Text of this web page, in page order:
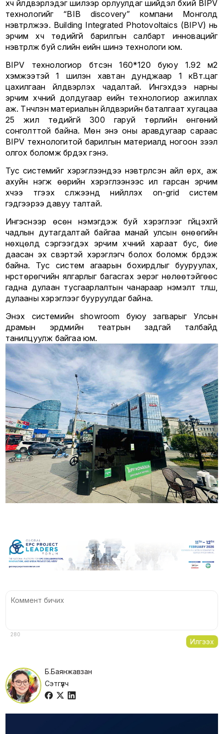
Б.Баянжавзан
Сэтгүүлч
хүч үйлдвэрлэдэг шилээр орлуулдаг шийдэл бүхий BIPV
технологийг “BIB discovery” компани Монголд
нэвтрүүлжээ. Building Integrated Photovoltaics (BIPV) нь
эрчим хүч төдийгүй барилгын салбарт инновацийг
нэвтрүүлж буй сүүлийн үеийн шинэ технологи юм.
BIPV технологиор бүтсэн 160*120 буюу 1.92 м2
хэмжээтэй 1 шилэн хавтан дунджаар 1 кВт.цаг
цахилгаан үйлдвэрлэх чадалтай. Ингэхдээ нарны
эрчим хүчний долдугаар үеийн технологиор ажиллах
аж. Түүнчлэн материалын үйлдвэрийн баталгаат хугацаа
25 жил төдийгүй 300 гаруй төрлийн өнгөний
сонголттой байна. Мөн энэ оны аравдугаар сараас
BIPV технологитой барилгын материалд ногоон зээл
олгох боломж бүрдэх гэнэ.
Тус системийг хэрэглээндээ нэвтрүүлсэн айл өрх, аж
ахуйн нэгж өөрийн хэрэглээнээс илүү гарсан эрчим
хүчээ түгээх сүлжээнд нийлүүлэх on-grid систем
гэдгээрээ давуу талтай.
Ингэснээр өсөн нэмэгдэж буй хэрэглээг гүйцэхгүй
чадлын дутагдалтай байгаа манай улсын өнөөгийн
нөхцөлд сэргээгдэх эрчим хүчний хараат бус, бие
даасан эх үүсвэртэй хэрэглэгч болох боломж бүрдэж
байна. Тус систем агаарын бохирдлыг бууруулах,
нүүрстөрөгчийн ялгарлыг багасгах эерэг нөлөөтэйгөөс
гадна дулаан тусгаарлалтын чанараар нэмэлт түлш,
дулааны хэрэглээг бууруулдаг байна.
Энэхүү системийн showroom буюу загварыг Улсын
драмын эрдмийн театрын задгай талбайд
танилцуулж байгаа юм.
280
Илгээх